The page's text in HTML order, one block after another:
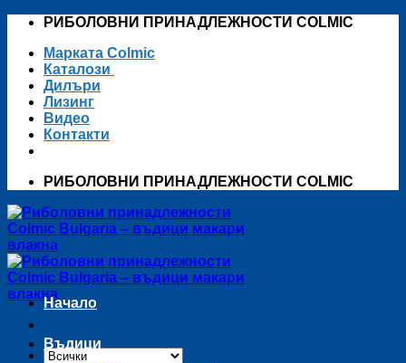
Skip
content
РИБОЛОВНИ ПРИНАДЛЕЖНОСТИ COLMIC
Марката Colmic
Каталози
Дилъри
Лизинг
Видео
Контакти
РИБОЛОВНИ ПРИНАДЛЕЖНОСТИ COLMIC
Начало
Въдици